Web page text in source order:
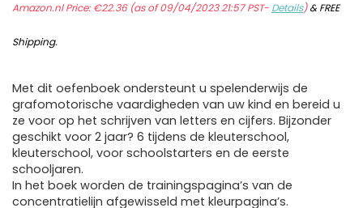
Amazon.nl Price:€22.36(as of 09/04/2023 21:57 PST- Details)&FREE
Shipping.
Met dit oefenboek ondersteunt u spelenderwijs de
grafomotorische vaardigheden van uw kind en bereid u
ze voor op het schrijven van letters en cijfers. Bijzonder
geschikt voor 2 jaar? 6 tijdens de kleuterschool,
kleuterschool, voor schoolstarters en de eerste
schooljaren.
In het boek worden de trainingspagina’s van de
concentratielijn afgewisseld met kleurpagina’s.